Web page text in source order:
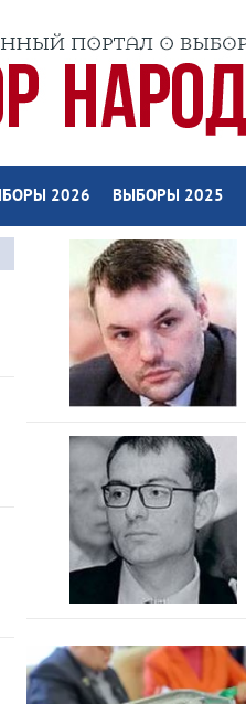
2026 ВЫБОРЫ 2025